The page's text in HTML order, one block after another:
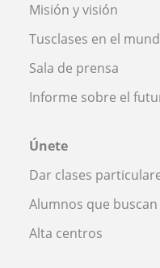
Misión y visión
Tusclases en el
Sala de prensa
Informe sobre el
Únete
Dar clases
Alumnos que
Alta centros